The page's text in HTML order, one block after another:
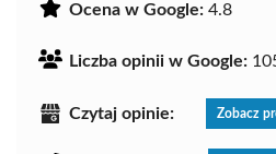
Ocena w Google: 4.8
Liczba opinii w Google:
Czytaj opinie: Zobacz